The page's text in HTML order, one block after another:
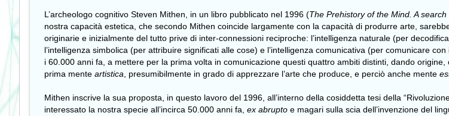
L’archeologo cognitivo Steven Mithen, in un libro pubblicato nel 1996 (The Prehistory of the Mind. A
nostra capacità estetica, che secondo Mithen coincide largamente con la capacità di produrre arte,
originarie e inizialmente del tutto prive di inter-connessioni reciproche: l’intelligenza naturale (per
l’intelligenza simbolica (per attribuire significati alle cose) e l’intelligenza comunicativa (per comunicare
i 60.000 anni fa, a mettere per la prima volta in comunicazione questi quattro ambiti distinti, dando
prima mente artistica , presumibilmente in grado di apprezzare l’arte che produce, e perciò anche mente
Mithen inscrive la sua proposta, in questo lavoro del 1996, all’interno della cosiddetta tesi della
interessato la nostra specie all’incirca 50.000 anni fa, ex abrupto e magari sulla scia dell’invenzione del